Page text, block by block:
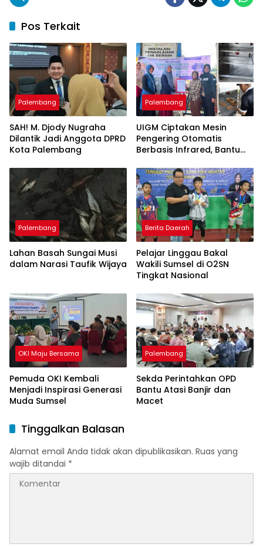
Pos Terkait
Palembang
SAH! M. Djody Nugraha
Dilantik Jadi Anggota DPRD
Kota Palembang
Palembang
UIGM Ciptakan Mesin
Pengering Otomatis
Berbasis Infrared, Bantu
Pulau Kemaro
Palembang
Lahan Basah Sungai Musi
dalam Narasi Taufik Wijaya
Berita Daerah
Pelajar Linggau Bakal
Wakili Sumsel di O2SN
Tingkat Nasional
OKI Maju Bersama
Pemuda OKI Kembali
Menjadi Inspirasi Generasi
Muda Sumsel
Palembang
Sekda Perintahkan OPD
Bantu Atasi Banjir dan
Macet
Tinggalkan Balasan
Alamat email Anda tidak akan dipublikasikan. Ruas yang
wajib ditandai *